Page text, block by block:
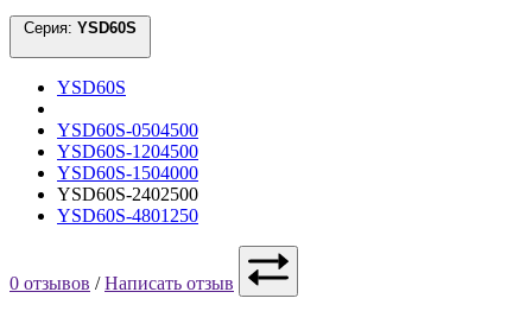
Серия:
YSD60S
YSD60S-0504500
YSD60S-1204500
YSD60S-1504000
YSD60S-2402500
YSD60S-4801250
0 отзывов /Написать отзыв